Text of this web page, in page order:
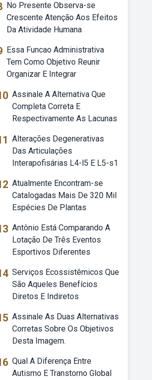
No Presente Observa-se
Crescente Atenção Aos Efeitos
Da Atividade Humana
Essa Funcao Administrativa
Tem Como Objetivo Reunir
Organizar E Integrar
Assinale A Alternativa Que
Completa Correta E
Respectivamente As Lacunas
Alterações Degenerativas
Das Articulações
Interapofisárias L4-l5 E L5-s1
Atualmente Encontram-se
Catalogadas Mais De 320 Mil
Espécies De Plantas
Antônio Está Comparando A
Lotação De Três Eventos
Esportivos Diferentes
Serviços Ecossistêmicos Que
São Aqueles Benefícios
Diretos E Indiretos
Assinale As Duas Alternativas
Corretas Sobre Os Objetivos
Desta Imagem.
Qual A Diferença Entre
Autismo E Transtorno Global